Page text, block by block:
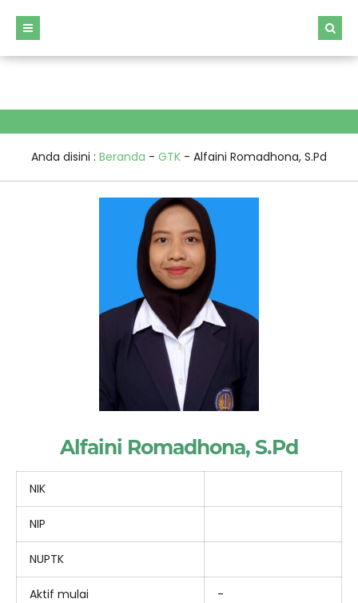
{dataLayer.push(arguments);} gtag('js', new
Date());gtag('config', 'G-BWME4274RY');
Anda disini : Beranda - GTK - Alfaini Romadhona, S.Pd
Alfaini Romadhona, S.Pd
NIK
NIP
NUPTK
Aktif mulai -